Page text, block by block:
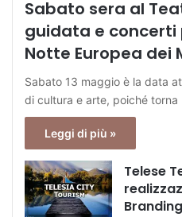
Sabato sera al
guidata e concerti
Notte Europea dei
Sabato 13 maggio è la data
di cultura e arte, poiché torna
Leggi di più »
Telese
Branding